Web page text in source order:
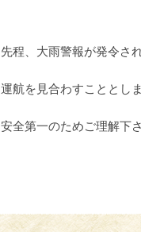
先程、大雨警報が発令さ
運航を見合わすこととし
安全第一のためご理解下